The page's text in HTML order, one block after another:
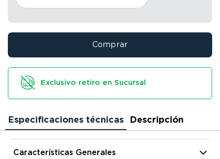
Comprar
Exclusivo retiro en Sucursal
Especificaciones técnicas Descripción
Características Generales